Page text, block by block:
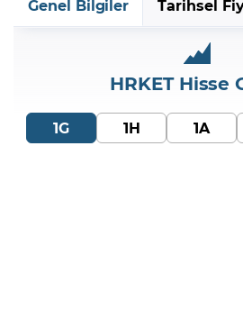
Genel Bilgiler Tarihsel
HRKET Hisse
1G 1H 1A